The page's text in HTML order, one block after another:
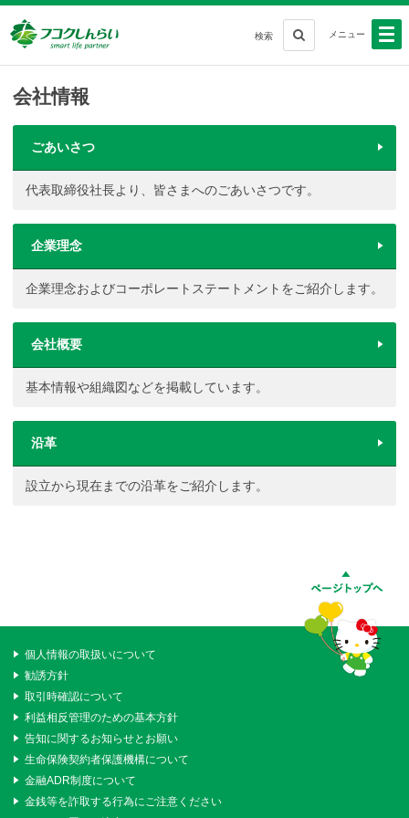
メニュー
検索
会社情報
ごあいさつ
代表取締役社長より、皆さまへのごあいさつです。
企業理念
企業理念およびコーポレートステートメントをご紹介します。
会社概要
基本情報や組織図などを掲載しています。
沿革
設立から現在までの沿革をご紹介します。
個人情報の取扱いについて
勧誘方針
取引時確認について
利益相反管理のための基本方針
告知に関するお知らせとお願い
生命保険契約者保護機構について
金融ADR制度について
金銭等を詐取する行為にご注意ください